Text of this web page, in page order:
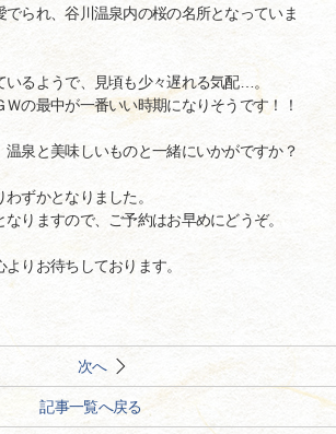
でられ、谷川温泉内の桜の名所となっていま
るようで、見頃も少々遅れる気配…。
の最中が一番いい時期になりそうです！！
泉と美味しいものと一緒にいかがですか？
ずかとなりました。
りますので、ご予約はお早めにどうぞ。
りお待ちしております。
次へ
記事一覧へ戻る